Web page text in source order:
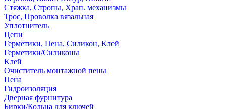
Стяжка, Стропы, Храп. механизмы
Трос, Проволка вязальная
Уплотнитель
Цепи
Герметики, Пена, Силикон, Клей
Герметики/Силиконы
Клей
Очиститель монтажной пены
Пена
Гидроизоляция
Дверная фурнитура
Бирки/Кольца для ключей